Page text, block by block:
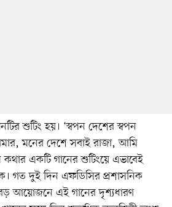
শুটিং হয়। ‘স্বপন দেশের স্বপন
মনের দেশে সবাই রাজা, আমি
একটি গানের শুটিংয়ে এভাবেই
গত দুই দিন এফডিসির প্রশাসনিক
বড় আয়োজনে এই গানের দৃশ্যধারণ